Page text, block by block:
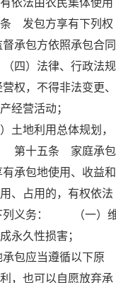
依法由农民集体使用
发包方享有下列权
包方依照承包合同
四）法律、行政法规
，不得非法变更、
产经营活动；
地利用总体规划，
第十五条 家庭承包
包地使用、收益和
、占用的，有权依法
列义务： （一）
成永久性损害；
应当遵循以下原
，也可以自愿放弃承